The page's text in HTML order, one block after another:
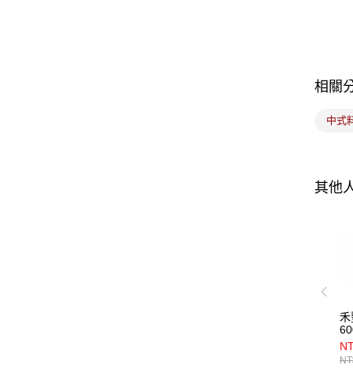
相關
中式
其他
禾